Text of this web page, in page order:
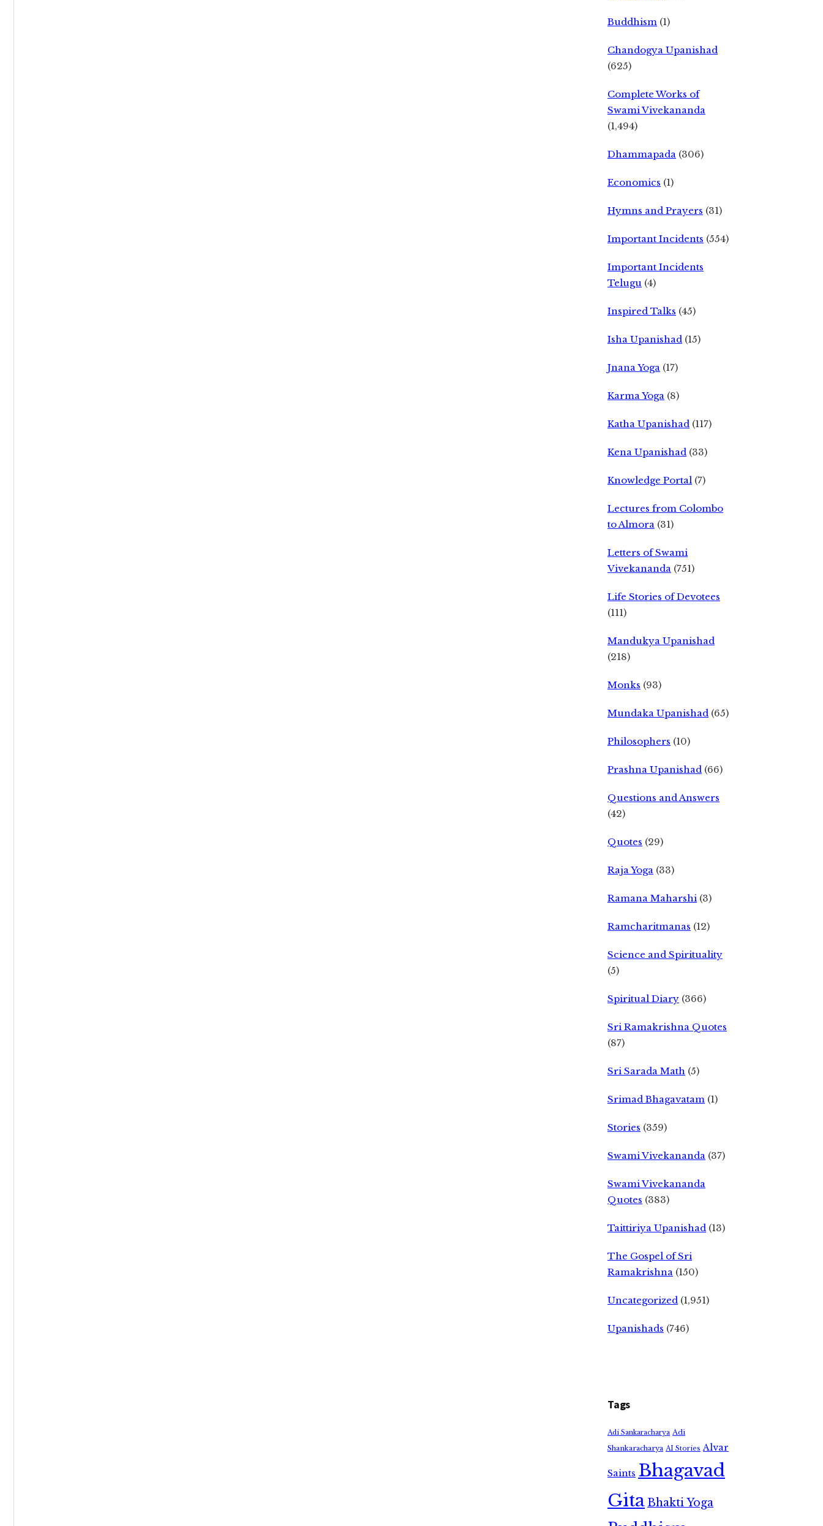
Buddhism (1)
Chandogya Upanishad
(625)
Complete Works of
Swami Vivekananda
(1,494)
Dhammapada (306)
Economics (1)
Hymns and Prayers (31)
Important Incidents (554)
Important Incidents
Telugu (4)
Inspired Talks (45)
Isha Upanishad (15)
Jnana Yoga (17)
Karma Yoga (8)
Katha Upanishad (117)
Kena Upanishad (33)
Knowledge Portal (7)
Lectures from Colombo
to Almora (31)
Letters of Swami
Vivekananda (751)
Life Stories of Devotees
(111)
Mandukya Upanishad
(218)
Monks (93)
Mundaka Upanishad (65)
Philosophers (10)
Prashna Upanishad (66)
Questions and Answers
(42)
Quotes (29)
Raja Yoga (33)
Ramana Maharshi (3)
Ramcharitmanas (12)
Science and Spirituality
(5)
Spiritual Diary (366)
Sri Ramakrishna Quotes
(87)
Sri Sarada Math (5)
Srimad Bhagavatam (1)
Stories (359)
Swami Vivekananda (37)
Swami Vivekananda
Quotes (383)
Taittiriya Upanishad (13)
The Gospel of Sri
Ramakrishna (150)
Uncategorized (1,951)
Upanishads (746)
Tags
Adi Sankaracharya Adi
Shankaracharya AI Stories Alvar
Saints Bhagavad
GitaBhakti Yoga